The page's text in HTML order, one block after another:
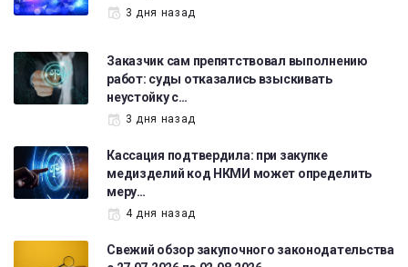
3 дня назад
Заказчик сам препятствовал выполнению
работ: суды отказались взыскивать
неустойку с…
3 дня назад
Кассация подтвердила: при закупке
медизделий код НКМИ может определить
меру…
4 дня назад
Свежий обзор закупочного законодательства